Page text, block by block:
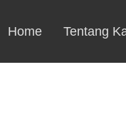
Home Tentang